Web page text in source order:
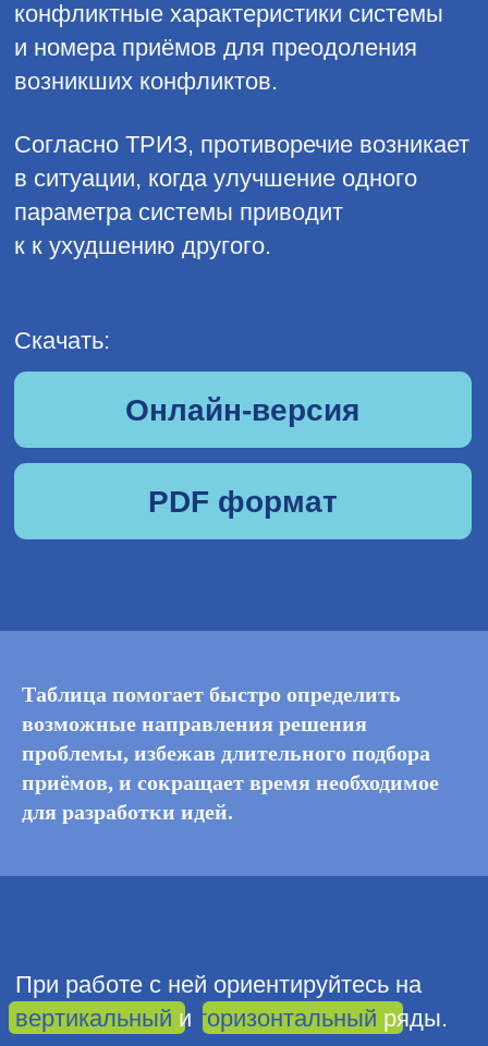
Таблица помогает быстро определить
возможные направления решения
проблемы, избежав длительного подбора
приёмов, и сокращает время необходимое
для разработки идей.